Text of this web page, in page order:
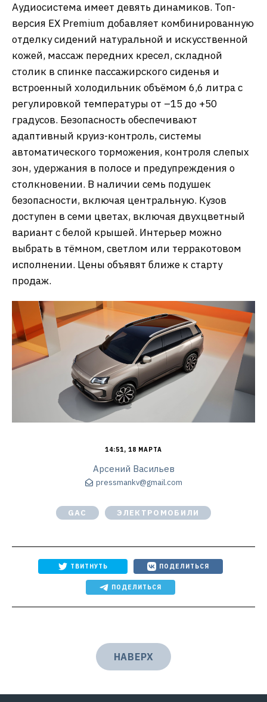
Аудиосистема имеет девять динамиков. Топ-
версия EX Premium добавляет комбинированную
отделку сидений натуральной и искусственной
кожей, массаж передних кресел, складной
столик в спинке пассажирского сиденья и
встроенный холодильник объёмом 6,6 литра с
регулировкой температуры от –15 до +50
градусов. Безопасность обеспечивают
адаптивный круиз-контроль, системы
автоматического торможения, контроля слепых
зон, удержания в полосе и предупреждения о
столкновении. В наличии семь подушек
безопасности, включая центральную. Кузов
доступен в семи цветах, включая двухцветный
вариант с белой крышей. Интерьер можно
выбрать в тёмном, светлом или терракотовом
исполнении. Цены объявят ближе к старту
продаж.
14:51, 18 МАРТА
Арсений Васильев
pressmankv@gmail.com
GAC ЭЛЕКТРОМОБИЛИ
ТВИТНУТЬ ПОДЕЛИТЬСЯ
ПОДЕЛИТЬСЯ
НАВЕРХ